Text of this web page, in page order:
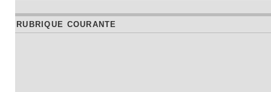
RUBRIQUE COURANTE